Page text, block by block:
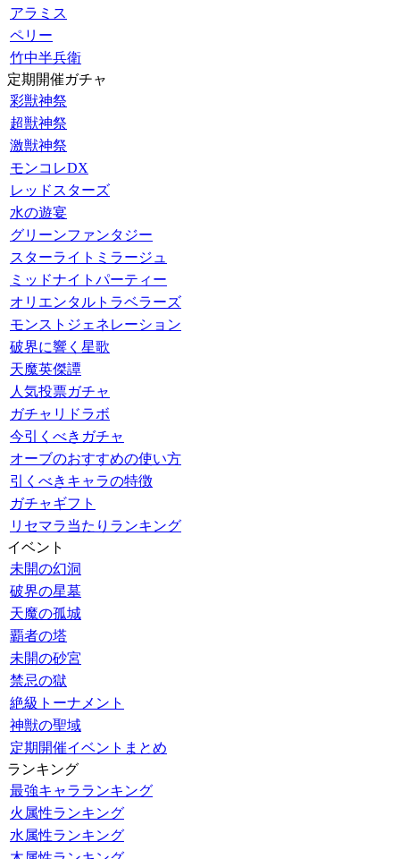
アラミス
ペリー
竹中半兵衛
定期開催ガチャ
彩獣神祭
超獣神祭
激獣神祭
モンコレDX
レッドスターズ
水の遊宴
グリーンファンタジー
スターライトミラージュ
ミッドナイトパーティー
オリエンタルトラベラーズ
モンストジェネレーション
破界に響く星歌
天魔英傑譚
人気投票ガチャ
ガチャリドラボ
今引くべきガチャ
オーブのおすすめの使い方
引くべきキャラの特徴
ガチャギフト
リセマラ当たりランキング
イベント
未開の幻洞
破界の星墓
天魔の孤城
覇者の塔
未開の砂宮
禁忌の獄
絶級トーナメント
神獣の聖域
定期開催イベントまとめ
ランキング
最強キャラランキング
火属性ランキング
水属性ランキング